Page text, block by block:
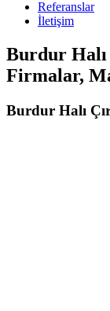
Referanslar
İletişim
Burdur Halı
Firmalar,
Burdur Halı